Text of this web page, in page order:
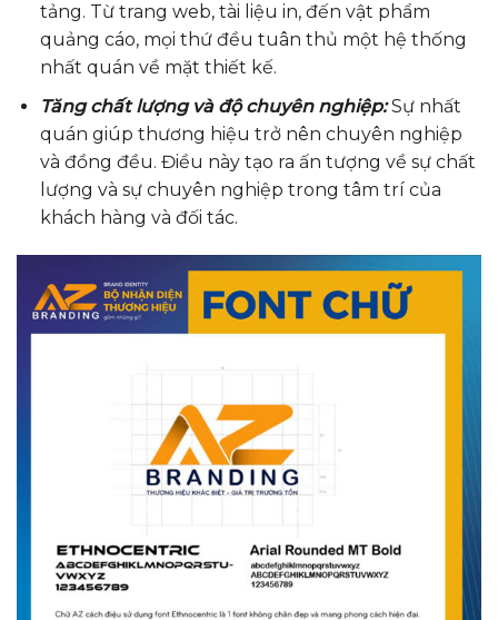
tảng. Từ trang web, tài liệu in, đến vật phẩm
quảng cáo, mọi thứ đều tuân thủ một hệ thống
nhất quán về mặt thiết kế.
Tăng chất lượng và độ chuyên nghiệp: Sự nhất
quán giúp thương hiệu trở nên chuyên nghiệp
và đồng đều. Điều này tạo ra ấn tượng về sự chất
lượng và sự chuyên nghiệp trong tâm trí của
khách hàng và đối tác.